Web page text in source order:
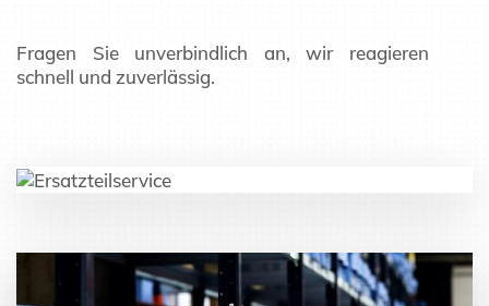
Fragen Sie unverbindlich an, wir reagieren
schnell und zuverlässig.